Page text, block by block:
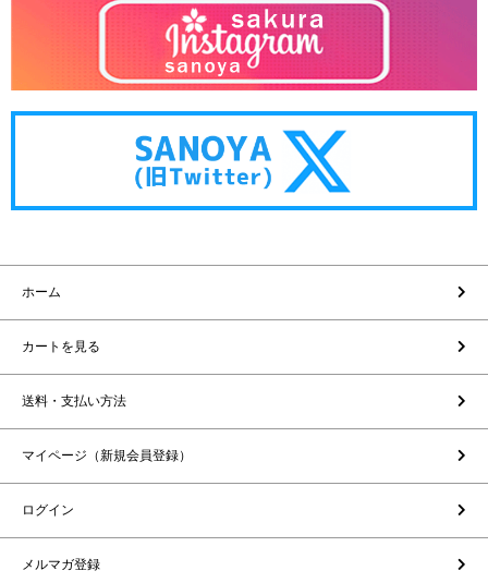
ホーム
カートを見る
送料・支払い方法
マイページ（新規会員登録）
ログイン
メルマガ登録